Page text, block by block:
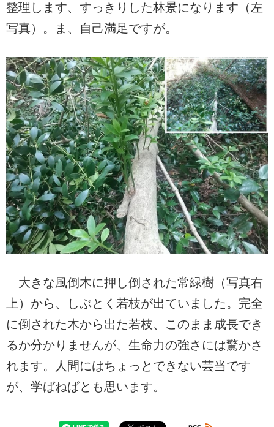
整理します、すっきりした林景になります（左
写真）。ま、自己満足ですが。
大きな風倒木に押し倒された常緑樹（写真右
上）から、しぶとく若枝が出ていました。完全
に倒された木から出た若枝、このまま成長でき
るか分かりませんが、生命力の強さには驚かさ
れます。人間にはちょっとできない芸当です
が、学ばねばとも思います。